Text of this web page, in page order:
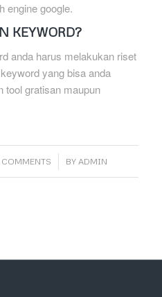
engine google.
KEYWORD?
anda harus melakukan riset
yang bisa anda
tool gratisan maupun
/ BY ADMIN